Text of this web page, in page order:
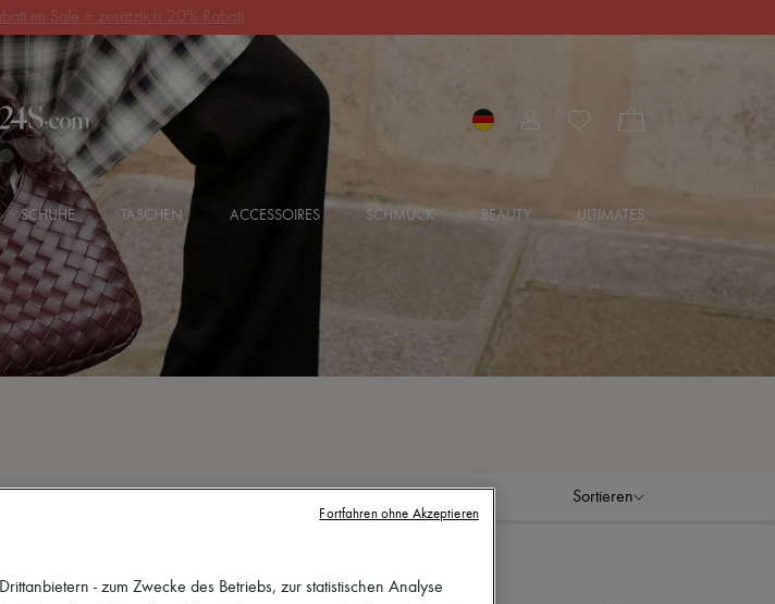
Code: 10FIRST(Siehe AGB)
SCHUHE TASCHEN ACCESSOIRES SCHMUCK BEAUTY ULTIMATES
Sortieren
- zum Zwecke des Betriebs, zur statistischen Analyse
Fortfahren ohne Akzeptieren